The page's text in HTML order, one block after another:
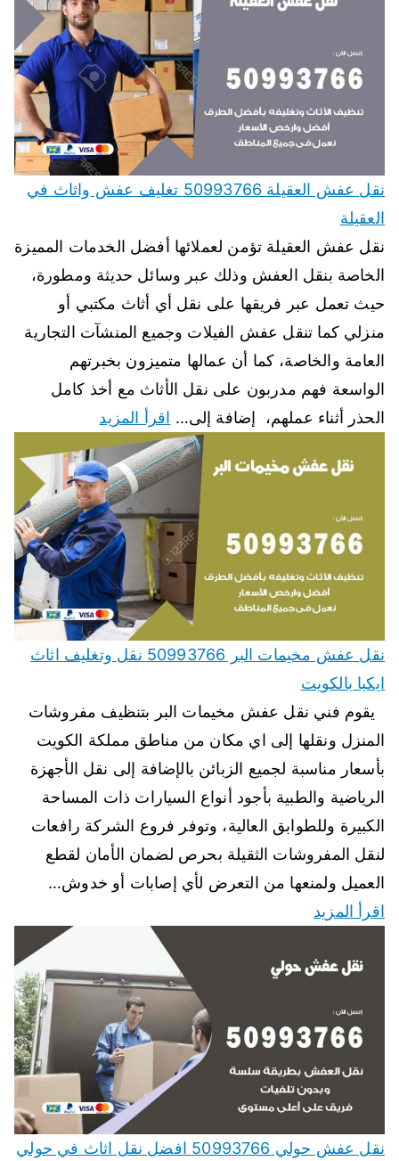
نقل عفش العقيلة 50993766 تغليف عفش واثاث في
العقيلة
نقل عفش العقيلة تؤمن لعملائها أفضل الخدمات المميزة
الخاصة بنقل العفش وذلك عبر وسائل حديثة ومطورة،
حيث تعمل عبر فريقها على نقل أي أثاث مكتبي أو
منزلي كما تنقل عفش الفيلات وجميع المنشآت التجارية
العامة والخاصة، كما أن عمالها متميزون بخبرتهم
الواسعة فهم مدربون على نقل الأثاث مع أخذ كامل
الحذر أثناء عملهم، إضافة إلى… اقرأ المزيد
نقل عفش مخيمات البر 50993766 نقل وتغليف اثاث
ايكيا بالكويت
يقوم فني نقل عفش مخيمات البر بتنظيف مفروشات
المنزل ونقلها إلى اي مكان من مناطق مملكة الكويت
بأسعار مناسبة لجميع الزبائن بالإضافة إلى نقل الأجهزة
الرياضية والطبية بأجود أنواع السيارات ذات المساحة
الكبيرة وللطوابق العالية، وتوفر فروع الشركة رافعات
لنقل المفروشات الثقيلة بحرص لضمان الأمان لقطع
العميل ولمنعها من التعرض لأي إصابات أو خدوش…
اقرأ المزيد
نقل عفش حولي 50993766 افضل نقل اثاث في حولي